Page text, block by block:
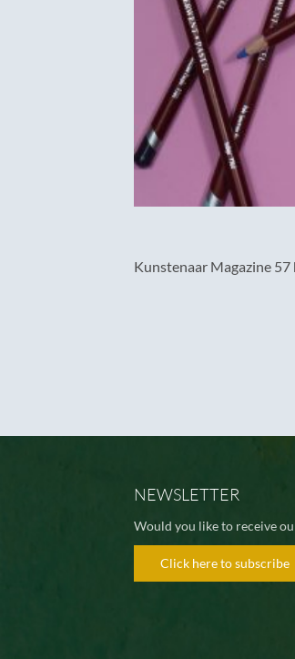
Kunstenaar Magazine
NEWSLETTER
Would you like to receive
Click here to subscribe